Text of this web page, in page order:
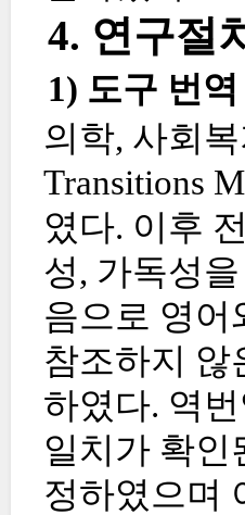
4. 연구절
1) 도구 번
의학, 사회
Transitions
였다. 이후
성, 가독성
음으로 영어
참조하지 않
하였다. 역
일치가 확인
정하였으며